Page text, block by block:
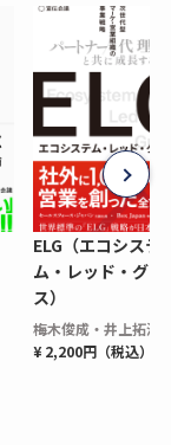
ELG（エコシステ
ム・レッド・グロ
ス）
梅木俊成・井上拓海
¥ 2,200円（税込）